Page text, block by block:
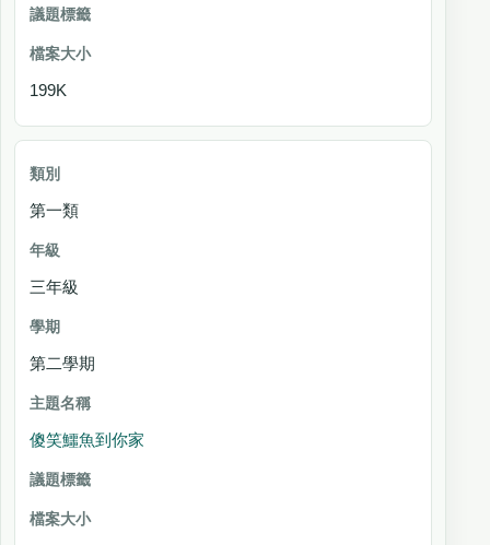
199K
第一類
三年級
第二學期
傻笑鱷魚到你家